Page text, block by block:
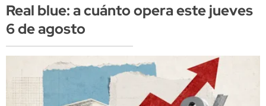
Real blue: a cuánto opera este jueves
6 de agosto